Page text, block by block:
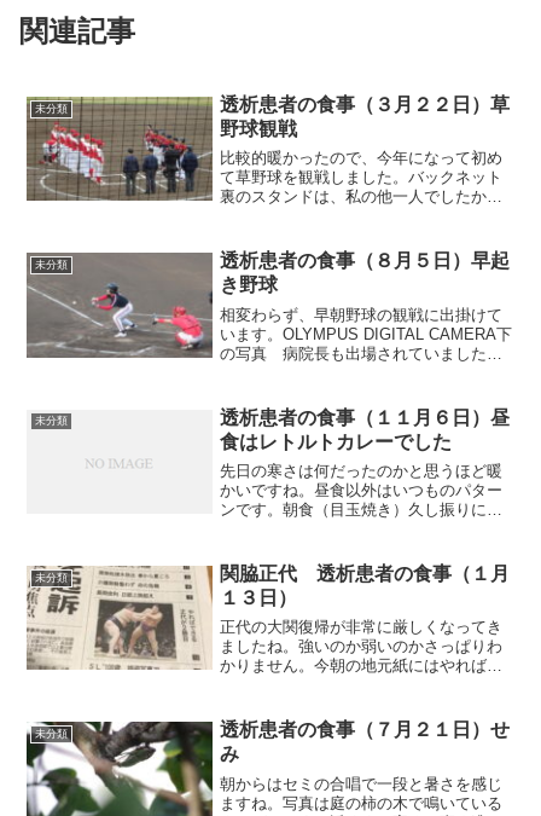
関連記事
未分類
透析患者の食事（３月２２日）草
野球観戦
比較的暖かったので、今年になって初め
て草野球を観戦しました。バックネット
裏のスタンドは、私の他一人でしたか
食から紹介します。朝食（ブリのソテー
です）漬けに...
未分類
透析患者の食事（８月５日）早起
き野球
相変わらず、早朝野球の観戦に出掛けて
います。OLYMPUS DIGITAL CAMERA下
の写真 病院長も出場されていました特
が入りました。幸にも、２チームとも勝
ち進ん...
未分類
透析患者の食事（１１月６日）昼
食はレトルトカレーでした
先日の寒さは何だったのかと思うほど暖
かいですね。昼食以外はいつものパター
ンです。朝食（目玉焼き）久し振りに目
（レトルトカレーです）辛さ５倍と書い
てあるけど、たいしたこと...
未分類
関脇正代 透析患者の食事（１月
１３日）
正代の大関復帰が非常に厳しくなってき
ましたね。強いのか弱いのかさっぱりわ
かりません。今朝の地元紙にはやればで
に闘志をもっと前面に出して頑張っても
らいたいです。それでは朝...
未分類
透析患者の食事（７月２１日）せ
み
朝からはセミの合唱で一段と暑さを感じ
ますね。写真は庭の柿の木で鳴いている